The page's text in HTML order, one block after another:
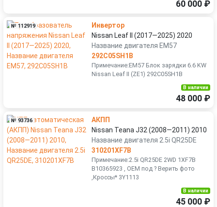
60 000 ₽
№ 112919
Инвертор
Nissan Leaf II (2017—2025) 2020
Название двигателя EM57
292C05SH1B
Примечание:EM57 Блок зарядки 6.6 KW
Nissan Leaf II (ZE1) 292C05SH1B
В наличии
48 000 ₽
№ 93736
АКПП
Nissan Teana J32 (2008—2011) 2010
Название двигателя 2.5i QR25DE
310201XF7B
Примечание:2.5i QR25DE 2WD 1XF7B
B10365923 , ОЕМ под ? Верить фото
,Кроссы* 3Y1113
В наличии
45 000 ₽